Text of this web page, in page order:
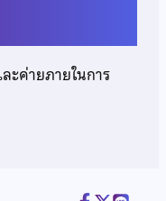
ะค่ายภายในการ